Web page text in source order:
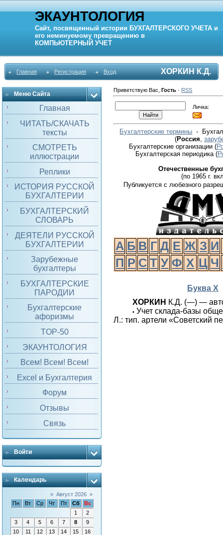
ЭКАУНТОЛОГИЯ
Сайт, посвященный истории БУХГАЛТЕРСКОГО УЧЕТА и
его неминуемому превращению в
КОМПЬЮТЕРНЫЙ УЧЕТ
Главная Регистрация Вход ХОРКИН К.Д.
Меню Сайта
Главная
ЧИТАТЬ/СКАЧАТЬ
тексты
СМОТРЕТЬ
иллюстрации
Реплики
ИСТОРИЯ РУССКОЙ
БУХГАЛТЕРИИ
БУХГАЛТЕРСКИЙ
СЛОВАРЬ
ДЕЯТЕЛИ РУССКОЙ
БУХГАЛТЕРИИ
Зарубежные
бухгалтеры
БУХГАЛТЕРСКИЕ
ПАРОДИИ
Бухгалтерские
афоризмы
TOP-50
ЭКАУНТОЛОГИЯ
Всем! Всем! Всем!
Excel и Бухгалтерия
Форум
Отзывы
Связь
Войти
Календарь
« Август 2026 »
Пн
Вт Ср Чт Пт Сб
Вс
1
2
3
4 5 6 7 8
9
10
11 12 13 14 15
16
Приветствую Вас ,Гость · RSS
Личка:
Бухгалтерские термины -
(Россия
Бухгалтерские организации (
Бухгалтерская периодика(
Отечественные
(по 1965 г.
Публикуется с любезного
А Б В Г Д Е Ж З И
П Р С Т У Ф Х Ц Ч
Буква Х
ХОРКИН К.Д. (—) —
• Учет склада-базы
Л.: тип. артели «Советский